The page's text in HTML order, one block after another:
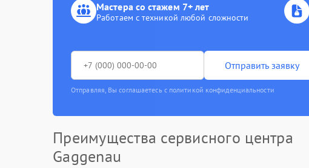
Мастера со стажем 7+ лет
Работаем с техникой любой сложности
Отправить заявку
Отправляя, Вы соглашаетесь с политикой конфиденциальности
Преимущества сервисного центра
Gaggenau